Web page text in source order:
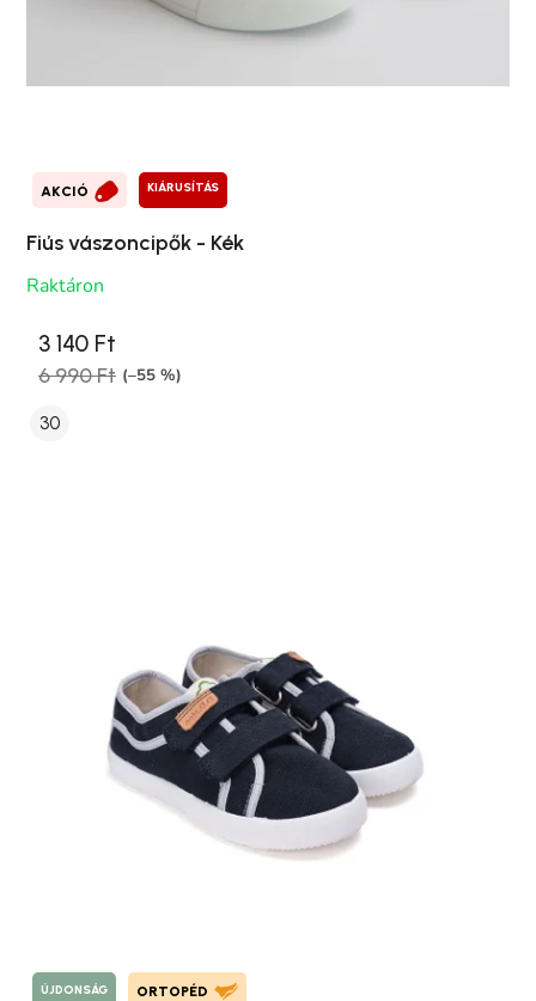
AKCIÓ KIÁRUSÍTÁS
Fiús vászoncipők - Kék
Raktáron
3 140 Ft
6 990 Ft (–55 %)
30
ÚJDONSÁG ORTOPÉD